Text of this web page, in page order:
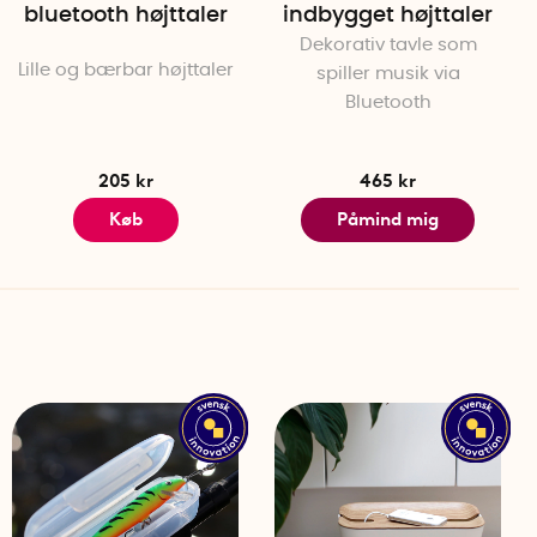
og computere.
sølv og turkis
>5 m)
USB-C-kabel
bluetooth højttaler
Lille og bærbar højttaler
205 kr
Køb
indbygget højttaler
Dekorativ tavle som
spiller musik via
Bluetooth
465 kr
Påmind mig